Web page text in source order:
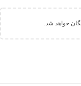
خواهد شد.